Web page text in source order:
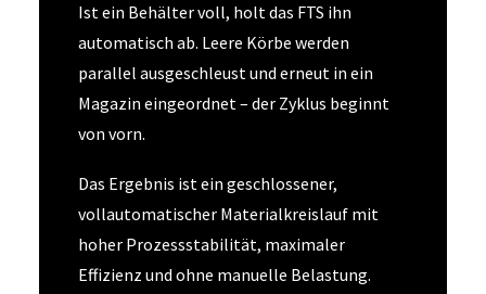
Ist ein Behälter voll, holt das FTS ihn
automatisch ab. Leere Körbe werden
parallel ausgeschleust und erneut in ein
Magazin eingeordnet – der Zyklus beginnt
von vorn.
Das Ergebnis ist ein geschlossener,
vollautomatischer Materialkreislauf mit
hoher Prozessstabilität, maximaler
Effizienz und ohne manuelle Belastung.